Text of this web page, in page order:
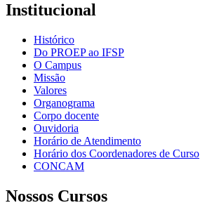
Institucional
Histórico
Do PROEP ao IFSP
O Campus
Missão
Valores
Organograma
Corpo docente
Ouvidoria
Horário de Atendimento
Horário dos Coordenadores de Curso
CONCAM
Nossos Cursos